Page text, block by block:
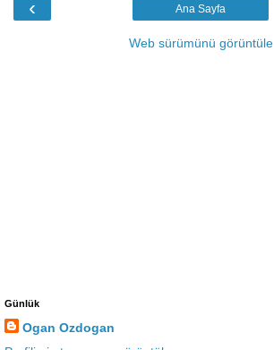
‹ Ana Sayfa
Web sürümünü görüntüle
Günlük
Ogan Ozdogan